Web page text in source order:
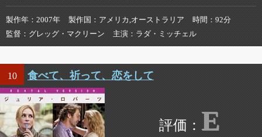
製作年 2007年 製作国 アメリカ,オーストラリア 時間
92分
監督
グレッグ・マクリーン 主演 ラダ・ミッチェル
10 食べて、祈って、恋をして
E